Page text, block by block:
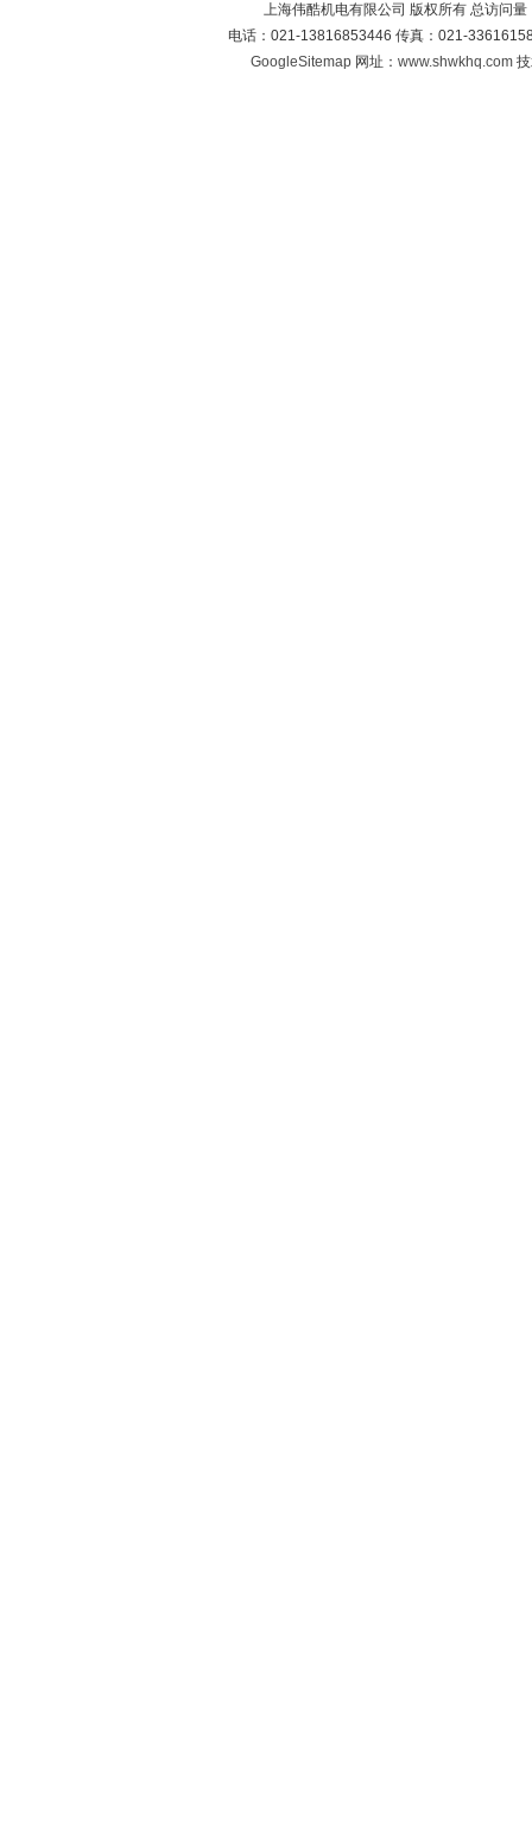
上海伟酷机电有限公司 版权所有 总访问量
电话：021-13816853446 传真：021-
GoogleSitemap 网址：www.shwkhq.com